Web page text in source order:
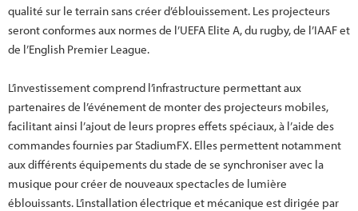
qualité sur le terrain sans créer d’éblouissement. Les projecteurs
seront conformes aux normes de l’UEFA Elite A, du rugby, de l’IAAF et
de l’English Premier League.
L’investissement comprend l’infrastructure permettant aux
partenaires de l’événement de monter des projecteurs mobiles,
facilitant ainsi l’ajout de leurs propres effets spéciaux, à l’aide des
commandes fournies par StadiumFX. Elles permettent notamment
aux différents équipements du stade de se synchroniser avec la
musique pour créer de nouveaux spectacles de lumière
éblouissants. L’installation électrique et mécanique est dirigée par